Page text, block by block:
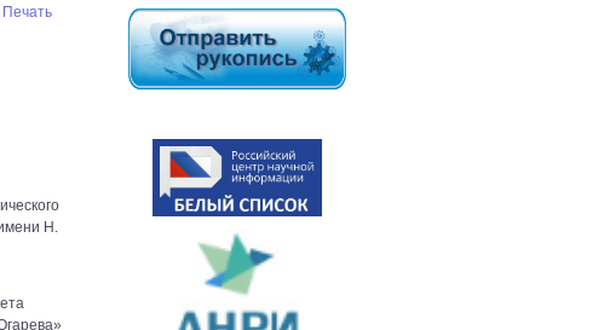
Печать
Н.